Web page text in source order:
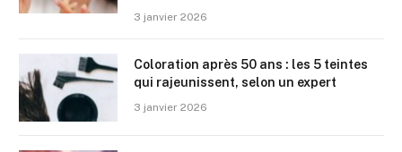
3 janvier 2026
Coloration après 50 ans : les 5 teintes
qui rajeunissent, selon un expert
3 janvier 2026